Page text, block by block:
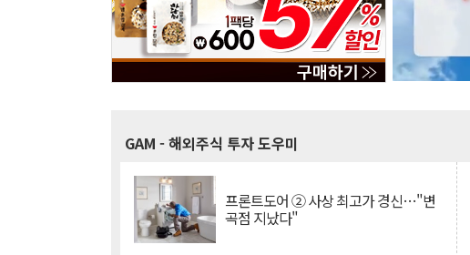
GAM - 해외주식 투자 도우미
프론트도어 ② 사상 최고가 경신…"변
곡점 지났다"